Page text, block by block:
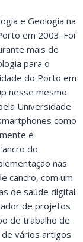
e Geologia na
em 2003. Foi
mais de
para o
do Porto em
nesse mesmo
Universidade
como
é
do
nas
cancro, com um
de saúde digital.
de projetos
de trabalho de
de vários artigos